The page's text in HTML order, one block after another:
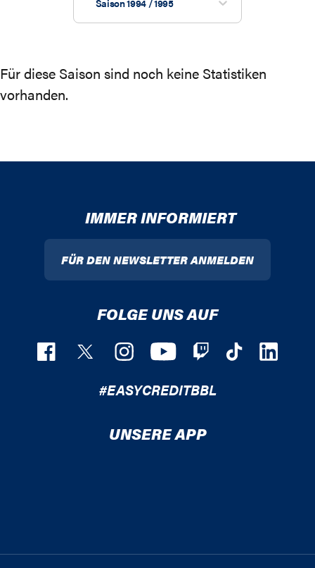
Saison 1994 / 1995
Für diese Saison sind noch keine Statistiken
vorhanden.
IMMER INFORMIERT
FÜR DEN NEWSLETTER ANMELDEN
FOLGE UNS AUF
#EASYCREDITBBL
UNSERE APP